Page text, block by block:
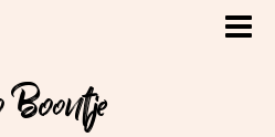
Boontje